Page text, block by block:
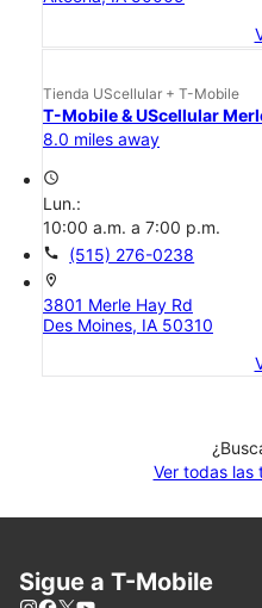
Tienda UScellular + T-Mobile
T-Mobile & UScellular
8.0 miles away
access_time
Lun.:
10:00 a.m. a 7:00 p.m.
call (515) 276-0238
location_on
3801 Merle Hay Rd
Des Moines, IA 50310
Ver todas las